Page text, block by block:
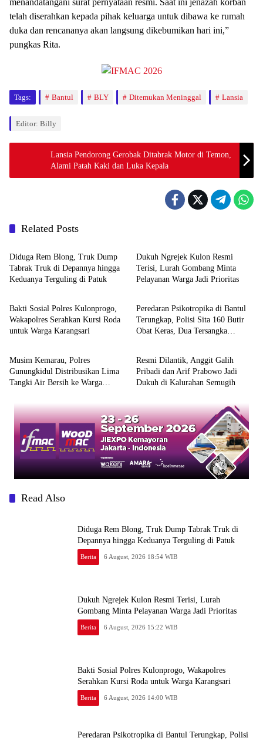
telah diserahkan kepada pihak keluarga untuk dibawa ke rumah
duka dan rencananya akan langsung dikebumikan hari ini,”
pungkas Rita.
Tags: Bantul BLY Ditemukan Meninggal Lansia
Editor: Billy
Lansia Pendorong Gerobak Ditabrak Motor di Temon,
Alami Patah Kaki dan Luka Kepala
Related Posts
Berita
Diduga Rem Blong, Truk Dump
Tabrak Truk di Depannya hingga
Keduanya Terguling di Patuk
Dukuh Ngrejek Kulon Resmi
Terisi, Lurah Gombang Minta
Pelayanan Warga Jadi Prioritas
Berita
Bakti Sosial Polres Kulonprogo,
Wakapolres Serahkan Kursi Roda
untuk Warga Karangsari
Berita
Peredaran Psikotropika di Bantul
Terungkap, Polisi Sita 160 Butir
Obat Keras, Dua Tersangka
Berita
Musim Kemarau, Polres
Gunungkidul Distribusikan Lima
Tangki Air Bersih ke Warga
Berita
Resmi Dilantik, Anggit Galih
Pribadi dan Arif Prabowo Jadi
Dukuh di Kalurahan Semugih
Read Also
Diduga Rem Blong, Truk Dump Tabrak Truk di
Depannya hingga Keduanya Terguling di Patuk
Berita 6 August, 2026 18:54 WIB
Dukuh Ngrejek Kulon Resmi Terisi, Lurah
Gombang Minta Pelayanan Warga Jadi Prioritas
Berita 6 August, 2026 15:22 WIB
Bakti Sosial Polres Kulonprogo, Wakapolres
Serahkan Kursi Roda untuk Warga Karangsari
Berita 6 August, 2026 14:00 WIB
Peredaran Psikotropika di Bantul Terungkap, Polisi